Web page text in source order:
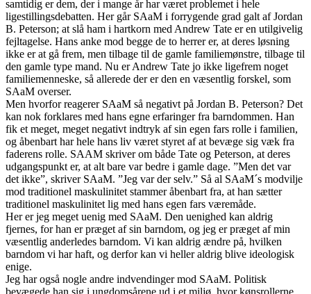
samtidig er dem, der i mange år har været problemet i hele
ligestillingsdebatten. Her går SAaM i forrygende grad galt af Jordan
B. Peterson; at slå ham i hartkorn med Andrew Tate er en utilgivelig
fejltagelse. Hans anke mod begge de to herrer er, at deres løsning
ikke er at gå frem, men tilbage til de gamle familiemønstre, tilbage til
den gamle type mand. Nu er Andrew Tate jo ikke ligefrem noget
familiemenneske, så allerede der er den en væsentlig forskel, som
SAaM overser.
Men hvorfor reagerer SAaM så negativt på Jordan B. Peterson? Det
kan nok forklares med hans egne erfaringer fra barndommen. Han
fik et meget, meget negativt indtryk af sin egen fars rolle i familien,
og åbenbart har hele hans liv været styret af at bevæge sig væk fra
faderens rolle. SAAM skriver om både Tate og Peterson, at deres
udgangspunkt er, at alt bare var bedre i gamle dage. ”Men det var
det ikke”, skriver SAaM. ”Jeg var der selv.” Så al SAaM´s modvilje
mod traditionel maskulinitet stammer åbenbart fra, at han sætter
traditionel maskulinitet lig med hans egen fars væremåde.
Her er jeg meget uenig med SAaM. Den uenighed kan aldrig
fjernes, for han er præget af sin barndom, og jeg er præget af min
væsentlig anderledes barndom. Vi kan aldrig ændre på, hvilken
barndom vi har haft, og derfor kan vi heller aldrig blive ideologisk
enige.
Jeg har også nogle andre indvendinger mod SAaM. Politisk